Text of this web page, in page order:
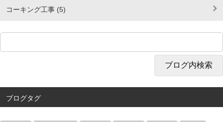
コーキング工事 (5)
ブログタグ